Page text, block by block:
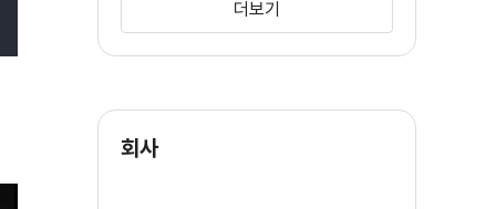
더보기
회사